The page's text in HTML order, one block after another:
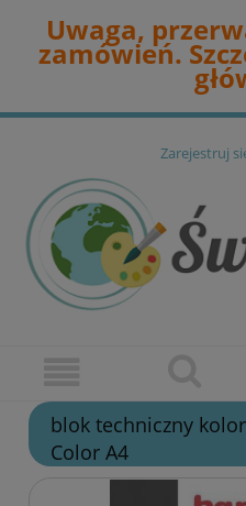
Uwaga,
zamówień.
Zarejestruj
blok techniczny
Color A4